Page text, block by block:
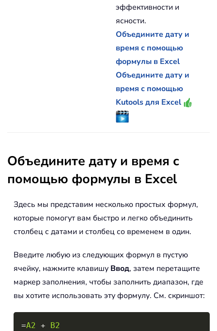
эффективности и
ясности.
Объедините дату и
время с помощью
формулы в Excel
Объедините дату и
время с помощью
Kutools для Excel
Объедините дату и время с
помощью формулы в Excel
Здесь мы представим несколько простых формул,
которые помогут вам быстро и легко объединить
столбец с датами и столбец со временем в один.
Введите любую из следующих формул в пустую
ячейку, нажмите клавишу Ввод, затем перетащите
маркер заполнения, чтобы заполнить диапазон, где
вы хотите использовать эту формулу. См. скриншот:
=A2 + B2